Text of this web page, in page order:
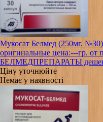
Мукосат Белмед (250мг. №30)
оригинальные цена:---гр. от
БЕЛМЕДПРЕПАРАТЫ
Ціну уточнюйте
Немає у наявності